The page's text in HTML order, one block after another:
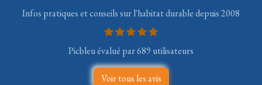
Infos pratiques et conseils sur l'habitat durable depuis 2008
Picbleu évalué par 689 utilisateurs
Voir tous les avis